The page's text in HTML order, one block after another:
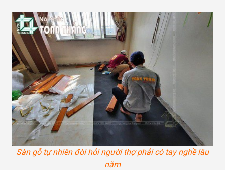
Sàn gỗ tự nhiên đòi hỏi người thợ phải có tay nghề lâu
năm